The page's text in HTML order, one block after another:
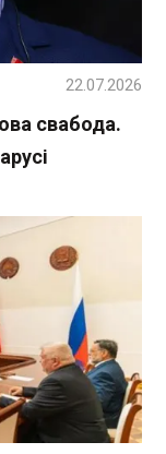
свабода.
22.07.2026